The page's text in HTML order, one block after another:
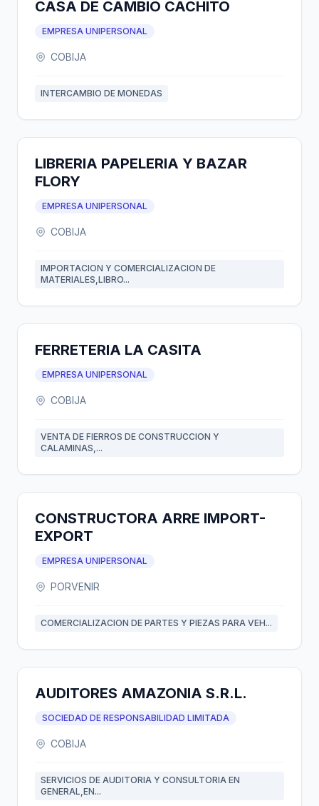
CASA DE CAMBIO CACHITO
EMPRESA UNIPERSONAL
COBIJA
INTERCAMBIO DE MONEDAS
LIBRERIA PAPELERIA Y BAZAR
FLORY
EMPRESA UNIPERSONAL
COBIJA
IMPORTACION Y COMERCIALIZACION DE
MATERIALES,LIBRO...
FERRETERIA LA CASITA
EMPRESA UNIPERSONAL
COBIJA
VENTA DE FIERROS DE CONSTRUCCION Y
CALAMINAS,...
CONSTRUCTORA ARRE IMPORT-
EXPORT
EMPRESA UNIPERSONAL
PORVENIR
COMERCIALIZACION DE PARTES Y PIEZAS PARA VEH...
AUDITORES AMAZONIA S.R.L.
SOCIEDAD DE RESPONSABILIDAD LIMITADA
COBIJA
SERVICIOS DE AUDITORIA Y CONSULTORIA EN
GENERAL,EN...